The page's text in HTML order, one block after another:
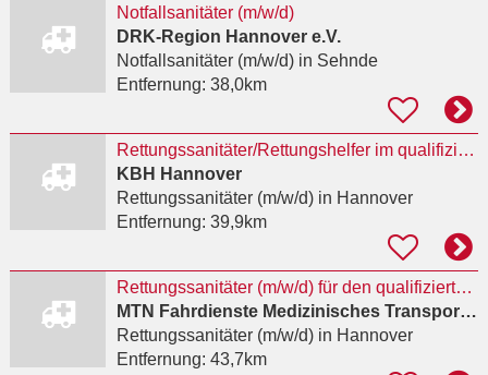
Notfallsanitäter (m/w/d)
DRK-Region Hannover e.V.
Notfallsanitäter (m/w/d)in Sehnde
Entfernung: 38,0km
Rettungssanitäter/Rettungshelfer im qualifizierten Krankentransport
KBH Hannover
Rettungssanitäter (m/w/d)in Hannover
Entfernung: 39,9km
Rettungssanitäter (m/w/d) für den qualifizierten Krankentransport
MTN Fahrdienste Medizinisches Transportmanagement Niedersachsen Eicke Rojahn e.K.
Rettungssanitäter (m/w/d)in Hannover
Entfernung: 43,7km